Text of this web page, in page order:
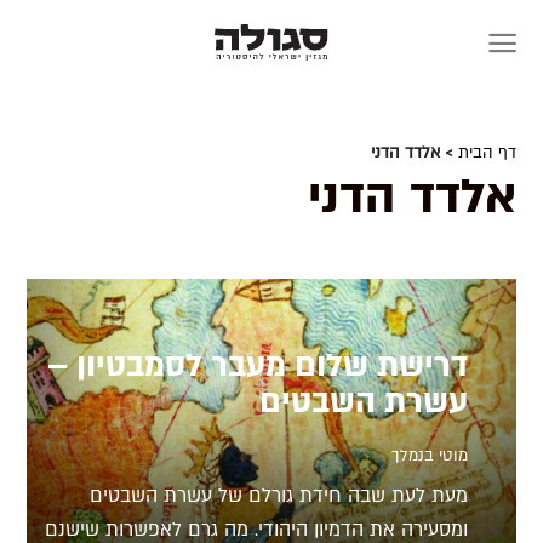
דף הבית > אלדד הדני
אלדד הדני
דרישת שלום מעבר לסמבטיון –
עשרת השבטים
מוטי בנמלך
מעת לעת שבה חידת גורלם של עשרת השבטים
ומסעירה את הדמיון היהודי. מה גרם לאפשרות שישנם